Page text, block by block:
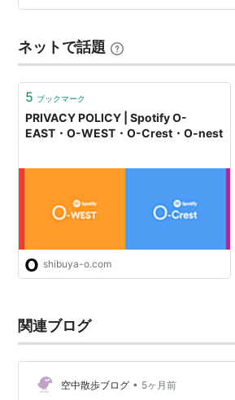
前の道路を横断 ③ 線路沿いの道を
き当たりを左折して直進 → 左手に目
ほぼ同じルートでOK ⸻■ 目印 1階
ネットで話題
5 ブックマーク
PRIVACY POLICY | Spotify O-
EAST・O-WEST・O-Crest・O-nest
shibuya-o.com
関連ブログ
空中散歩ブログ • 5ヶ月前